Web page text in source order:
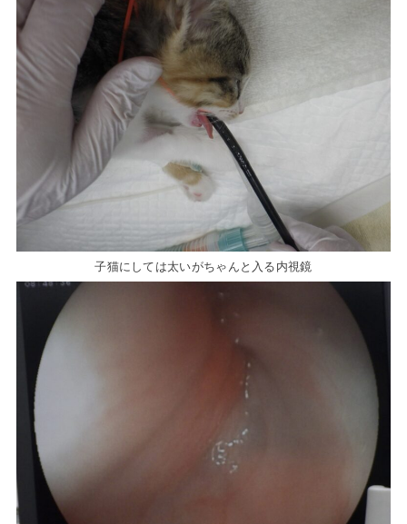
子猫にしては太いがちゃんと入る内視鏡